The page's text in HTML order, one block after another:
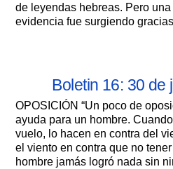
de leyendas hebreas. Pero
evidencia fue surgiendo
Boletin 16: 30 de
OPOSICIÓN “Un poco de
ayuda para un hombre.
vuelo, lo hacen en contra del
el viento en contra que no
hombre jamás logró nada sin